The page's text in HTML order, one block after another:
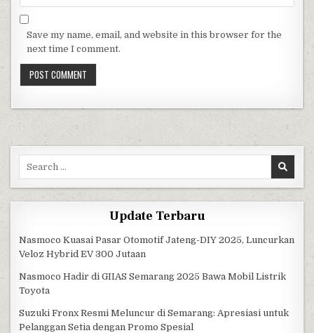
Save my name, email, and website in this browser for the
next time I comment.
Search for:
Update Terbaru
Nasmoco Kuasai Pasar Otomotif Jateng-DIY 2025, Luncurkan
Veloz Hybrid EV 300 Jutaan
Nasmoco Hadir di GIIAS Semarang 2025 Bawa Mobil Listrik
Toyota
Suzuki Fronx Resmi Meluncur di Semarang: Apresiasi untuk
Pelanggan Setia dengan Promo Spesial